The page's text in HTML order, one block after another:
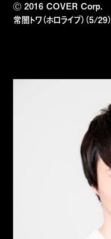
Ⓒ 2016 COVER Corp.
常闇トワ（ホロライブ）（5/29）